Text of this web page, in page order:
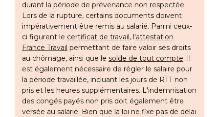
durant la période de prévenance non respectée.
Lors de la rupture, certains documents doivent
impérativement être remis au salarié. Parmi ceux-
ci figurent le certificat de travail, l'attestation
France Travail permettant de faire valoir ses droits
au chômage, ainsi que le solde de tout compte. Il
est également nécessaire de régler le salaire pour
la période travaillée, incluant les jours de RTT non
pris et les heures supplémentaires. L'indemnisation
des congés payés non pris doit également être
versée au salarié. Bien que la loi ne fixe pas de délai